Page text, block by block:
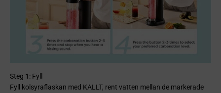
Steg 1: Fyll
Fyll kolsyraflaskan med KALLT, rent vatten mellan de markerade